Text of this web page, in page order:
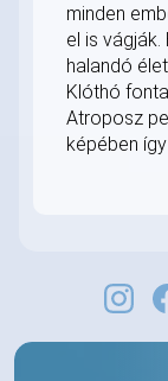
minden
el is
halandó
Klóthó
Atroposz
képében így